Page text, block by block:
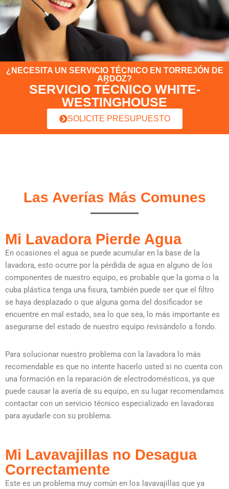
¿NECESITA UN SERVICIO TÉCNICO EN TORREJÓN DE
ARDOZ?
SERVICIO TÉCNICO WHITE-
WESTINGHOUSE
SOLICITE PRESUPUESTO
Las Averías Más Comunes
Mi Lavadora Pierde Agua
En ocasiones el agua se puede acumular en la base de la
lavadora, esto ocurre por la pérdida de agua en alguno de los
componentes de nuestro equipo, es probable que la goma o la
cuba plástica tenga una fisura, también puede ser que el filtro
se haya desplazado o que alguna goma del dosificador se
encuentre en mal estado, sea lo que sea, lo más importante es
asegurarse del estado de nuestro equipo revisándolo a fondo.
Para solucionar nuestro problema con la lavadora lo más
recomendable es que no intente hacerlo usted si no cuenta con
una formación en la reparación de electrodomésticos, ya que
puede causar la avería de su equipo, en su lugar recomendamos
contactar con un servicio técnico especializado en lavadoras
para ayudarle con su problema.
Mi Lavavajillas no Desagua
Correctamente
Este es un problema muy común en los lavavajillas que ya